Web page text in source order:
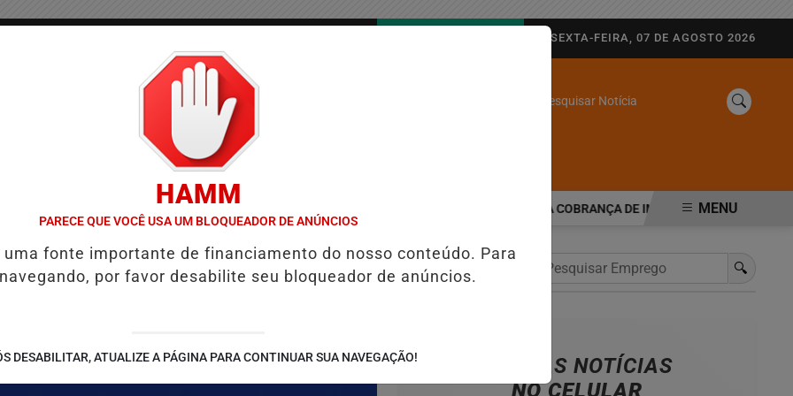
SEXTA-FEIRA, 07 DE AGOSTO 2026
Pesquisar Notícia
/ PUBLICIDADES LEGAIS
E REFORÇA PROGRAMAÇÃO COM THALLES ROBERTO REFORMA TRIBUTÁRIA MUDA COBRANÇA DE IMPOSTOS NAS
MENU
🔍
NOSSAS NOTÍCIAS
NO CELULAR
HAMM
PARECE QUE VOCÊ USA UM BLOQUEADOR DE ANÚNCIOS
fonte importante de financiamento do nosso conteúdo. Para
por favor desabilite seu bloqueador de anúncios.
DESABILITAR, ATUALIZE A PÁGINA PARA CONTINUAR SUA NAVEGAÇÃO!